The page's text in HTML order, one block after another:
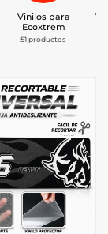
Vinilos para
Ecoxtrem
51 productos